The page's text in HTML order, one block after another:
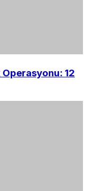
Operasyonu: 12